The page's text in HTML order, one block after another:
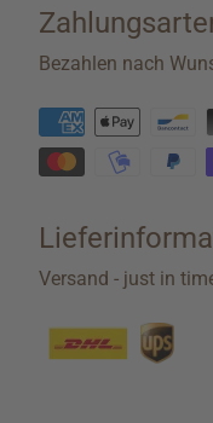
Bezahlen nach
Versand - just in